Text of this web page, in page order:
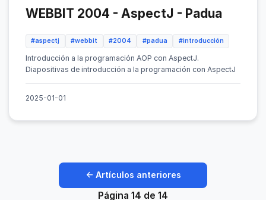
WEBBIT 2004 - AspectJ - Padua
#aspectj #webbit #2004 #padua #introducción
Introducción a la programación AOP con AspectJ.
Diapositivas de introducción a la programación con AspectJ
2025-01-01
← Artículos anteriores
Página 14 de 14